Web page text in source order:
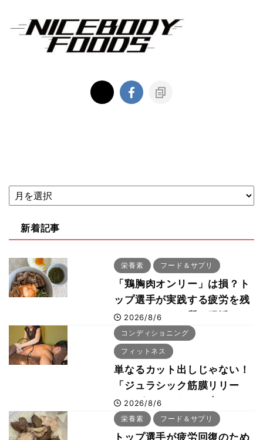
新着記事
栄養素 フード＆サプリ
「鶏胸肉オンリー」は損？ト
ップ選手が実践する疲労を残
さないタンパク質＆腸活コン
ボ
2026/8/6
コンディショニング
フィットネス
単なるカット出しじゃない！
「ジュラシック筋膜リリー
ス」が口コミだけで大ヒット
した納得の理由 木澤大祐が
解説
2026/8/6
栄養素 フード＆サプリ
トップ選手が疲労回復のため